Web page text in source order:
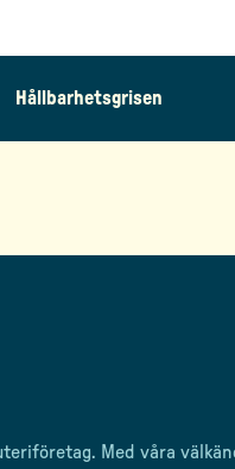
Hållbarhetsgrisen
. Med våra